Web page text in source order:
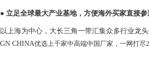
● 立足全球最大产业基地，方便海外买家直接
以上海为中心，大长三角一带汇集众多行业龙
GN CHINA优选上千家中高端中国厂家 ， 一网打尽